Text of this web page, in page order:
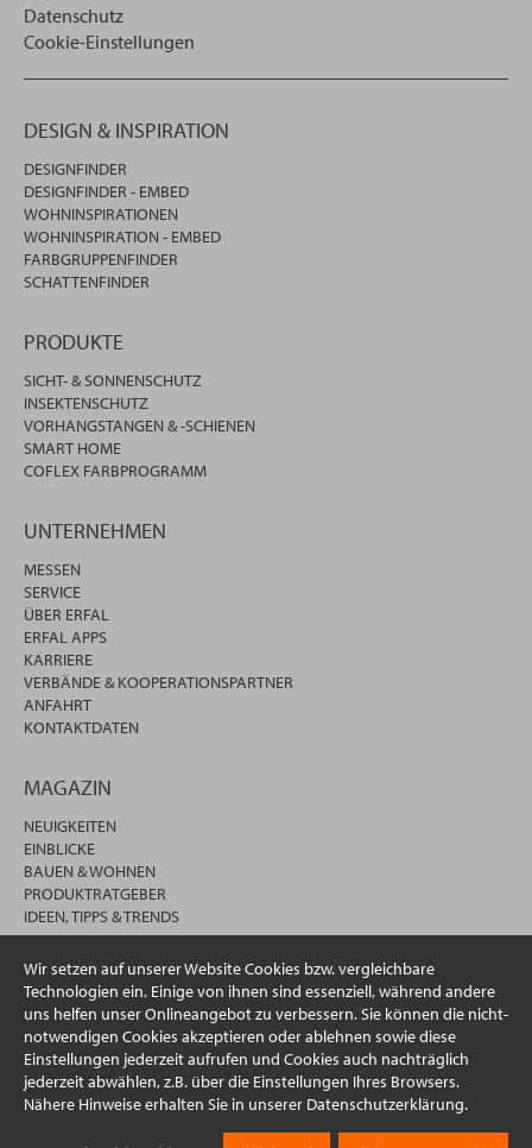
Wir setzen auf unserer Website Cookies bzw. vergleichbare
Technologien ein. Einige von ihnen sind essenziell, während andere
uns helfen unser Onlineangebot zu verbessern. Sie können die nicht-
notwendigen Cookies akzeptieren oder ablehnen sowie diese
Einstellungen jederzeit aufrufen und Cookies auch nachträglich
jederzeit abwählen, z.B. über die Einstellungen Ihres Browsers.
Nähere Hinweise erhalten Sie in unserer Datenschutzerklärung.
Datenschutz
Cookie-Einstellungen
DESIGN & INSPIRATION
DESIGNFINDER
DESIGNFINDER - EMBED
WOHNINSPIRATIONEN
WOHNINSPIRATION - EMBED
FARBGRUPPENFINDER
SCHATTENFINDER
PRODUKTE
SICHT- & SONNENSCHUTZ
INSEKTENSCHUTZ
VORHANGSTANGEN & -SCHIENEN
SMART HOME
COFLEX FARBPROGRAMM
UNTERNEHMEN
MESSEN
SERVICE
ÜBER ERFAL
ERFAL APPS
KARRIERE
VERBÄNDE & KOOPERATIONSPARTNER
ANFAHRT
KONTAKTDATEN
MAGAZIN
NEUIGKEITEN
EINBLICKE
BAUEN & WOHNEN
PRODUKTRATGEBER
IDEEN, TIPPS & TRENDS